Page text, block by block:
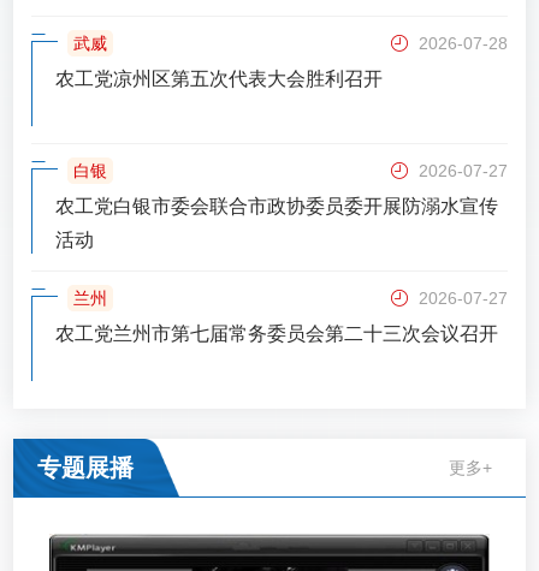
武威 2026-07-28
农工党凉州区第五次代表大会胜利召开
白银 2026-07-27
农工党白银市委会联合市政协委员委开展防溺水宣传
活动
兰州 2026-07-27
农工党兰州市第七届常务委员会第二十三次会议召开
专题展播 更多+